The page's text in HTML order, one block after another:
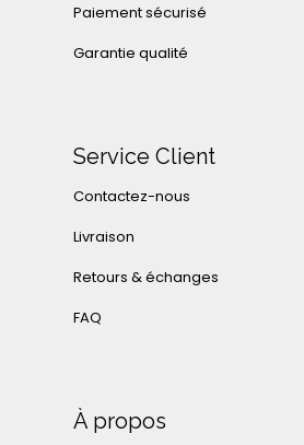
Paiement sécurisé
Garantie qualité
Service Client
Contactez-nous
Livraison
Retours & échanges
FAQ
À propos